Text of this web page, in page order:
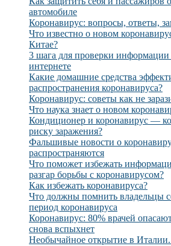
автомобиле
Коронавирус: вопросы, ответы,
Что известно о новом
Китае?
3 шага для проверки информации
интернете
Какие домашние средства
распространения коронавируса?
Коронавирус: советы как не
Что наука знает о новом
Кондиционер и коронавирус —
риску заражения?
Фальшивые новости о
распространяются
Что поможет избежать
разгар борьбы с коронавирусом?
Как избежать коронавируса?
Что должны помнить владельцы
период коронавируса
Коронавирус: 80% врачей
снова вспыхнет
Необычайное открытие в